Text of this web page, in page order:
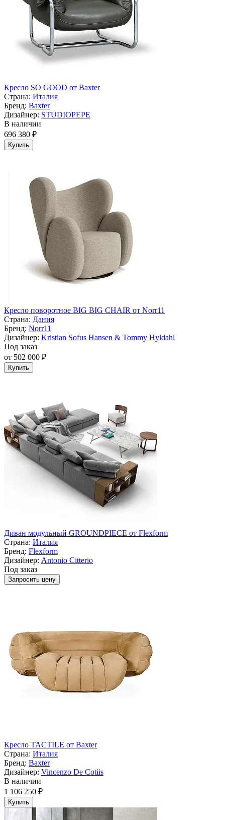
Кресло SO GOOD от Baxter
Страна: Италия
Бренд: Baxter
Дизайнер: STUDIOPEPE
В наличии
696 380 ₽
Купить
Кресло поворотное BIG BIG CHAIR от Norr11
Страна: Дания
Бренд: Norr11
Дизайнер: Kristian Sofus Hansen & Tommy Hyldahl
Под заказ
от 502 000 ₽
Купить
Диван модульный GROUNDPIECE от Flexform
Страна: Италия
Бренд: Flexform
Дизайнер: Antonio Citterio
Под заказ
Запросить цену
Кресло TACTILE от Baxter
Страна: Италия
Бренд: Baxter
Дизайнер: Vincenzo De Cotiis
В наличии
1 106 250 ₽
Купить